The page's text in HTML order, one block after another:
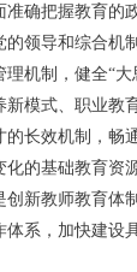
把握教育的政
的领导和综合机
机制，健全“
新模式、职业教
的长效机制，畅
化的基础教育资
创新教师教育体
体系，加快建设